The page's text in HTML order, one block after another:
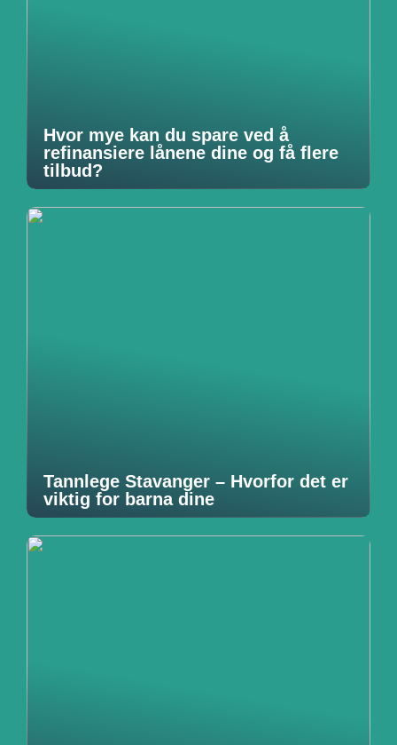
Hvor mye kan du spare ved å
refinansiere lånene dine og få flere
tilbud?
Tannlege Stavanger – Hvorfor det er
viktig for barna dine